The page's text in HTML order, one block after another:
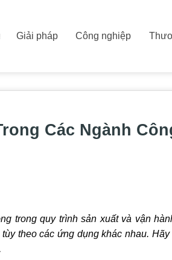
Giải pháp Công nghiệp
Các Ngành
trong quy trình sản xuất và vận
theo các ứng dụng khác nhau. Hãy